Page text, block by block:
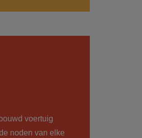
voertuig
noden van elke